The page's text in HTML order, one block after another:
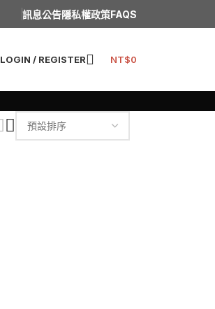
訊息公告隱私權政策FAQS
LOGIN / REGISTER NT$0